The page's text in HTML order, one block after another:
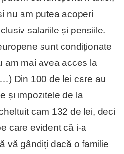
nu am putea acoperi
salariile și pensiile.
sunt condiționate
am mai avea acces la
Din 100 de lei care au
și impozitele de la
cam 132 de lei, deci
care evident că i-a
vă gândiți dacă o familie